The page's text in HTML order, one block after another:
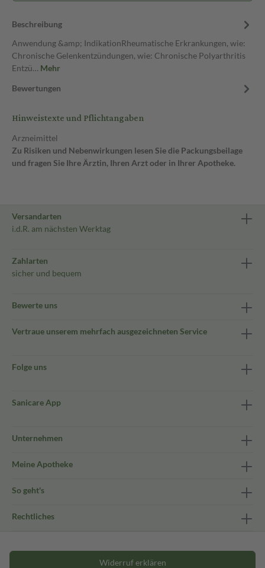
Beschreibung
Anwendung &amp; IndikationRheumatische Erkrankungen, wie:
Chronische Gelenkentzündungen, wie: Chronische Polyarthritis
Entzü… Mehr
Bewertungen
Hinweistexte und Pflichtangaben
Arzneimittel
Zu Risiken und Nebenwirkungen lesen Sie die Packungsbeilage
und fragen Sie Ihre Ärztin, Ihren Arzt oder in Ihrer Apotheke.
Versandarten
i.d.R. am nächsten Werktag
Zahlarten
sicher und bequem
Bewerte uns
Vertraue unserem mehrfach ausgezeichneten Service
Folge uns
Sanicare App
Unternehmen
Meine Apotheke
So geht's
Rechtliches
Widerruf erklären